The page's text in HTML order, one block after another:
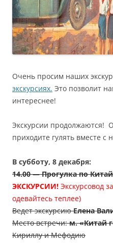
Очень просим наших
экскурсиях. Это позволит
интереснее!
Экскурсии продолжаются!
приходите гулять вместе с
В субботу, 8 декабря:
14.00—Прогулка по
ЭКСКУРСИИ! Экскурсовод
одевайтесь теплее)
Ведет экскурсиюЕлена
Место встречи:м. «Китай
Кириллу и Мефодию